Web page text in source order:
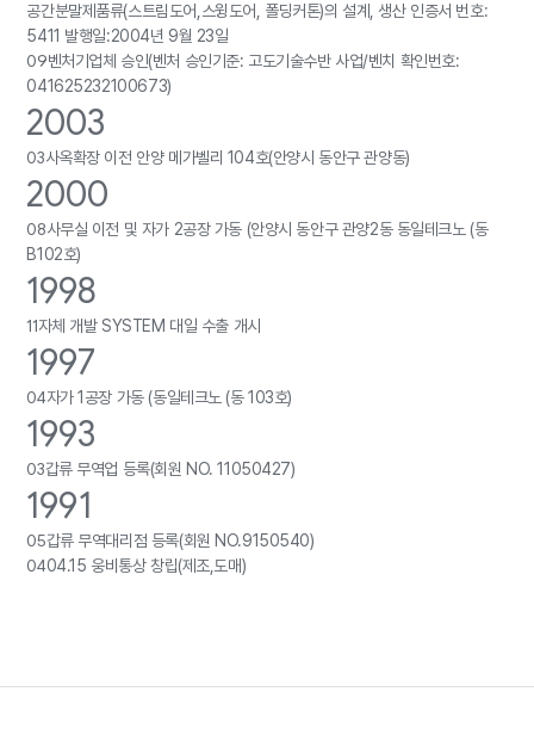
공간분말제품류(스트림도어,스윙도어, 폴딩커톤)의 설계, 생산인증서 번호:
5411 발행일:2004년 9월 23일
09벤처기업체 승인(벤처 승인기준: 고도기술수반 사업/벤치 확인번호:
041625232100673)
2003
03사옥확장 이전 안양 메가벨리 104호(안양시 동안구 관양동)
2000
08사무실 이전 및 자가 2공장 가동 (안양시 동안구 관양2동 동일테크노 (동
B102호)
1998
11자체 개발 SYSTEM 대일 수출 개시
1997
04자가 1공장 가동 (동일테크노 (동 103호)
1993
03갑류 무역업 등록(회원 NO. 11050427)
1991
05갑류 무역대리점 등록(회원 NO.9150540)
0404.15 웅비통상 창립(제조,도매)